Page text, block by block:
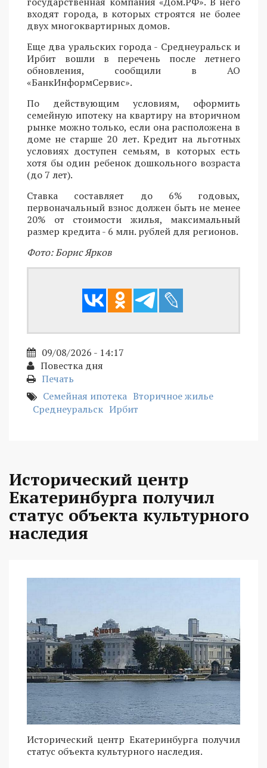
входят города, в которых строятся не более
двух многоквартирных домов.
Еще два уральских города - Среднеуральск и
Ирбит вошли в перечень после летнего
обновления, сообщили в АО
«БанкИнформСервис».
По действующим условиям, оформить
семейную ипотеку на квартиру на вторичном
рынке можно только, если она расположена в
доме не старше 20 лет. Кредит на льготных
условиях доступен семьям, в которых есть
хотя бы один ребенок дошкольного возраста
(до 7 лет).
Ставка составляет до 6% годовых,
первоначальный взнос должен быть не менее
20% от стоимости жилья, максимальный
размер кредита - 6 млн. рублей для регионов.
Фото: Борис Ярков
09/08/2026 - 14:17
Повестка дня
Печать
Семейная ипотека Вторичное жилье
Среднеуральск Ирбит
Исторический центр
Екатеринбурга получил
статус объекта культурного
наследия
Исторический центр Екатеринбурга получил
статус объекта культурного наследия.